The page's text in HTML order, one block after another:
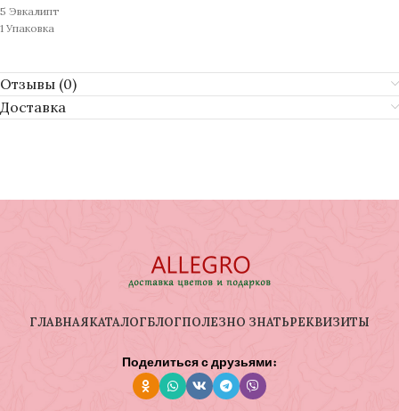
5 Эвкалипт
1 Упаковка
Отзывы (0)
Доставка
ГЛАВНАЯКАТАЛОГБЛОГПОЛЕЗНО ЗНАТЬРЕКВИЗИТЫ
Поделиться с друзьями: